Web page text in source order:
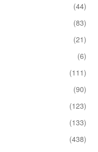
(44)
(83)
(21)
(6)
(111)
(90)
(123)
(133)
(438)